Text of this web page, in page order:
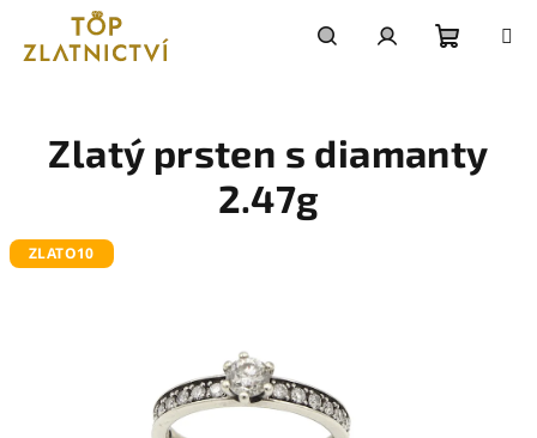
obsah
košík
Zlatý prsten s diamanty
2.47g
ZLATO10